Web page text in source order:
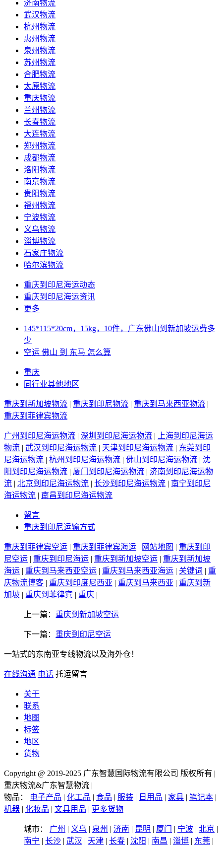
济南物流
武汉物流
杭州物流
惠州物流
泉州物流
苏州物流
合肥物流
太原物流
重庆物流
兰州物流
长春物流
大连物流
郑州物流
成都物流
洛阳物流
南京物流
贵阳物流
福州物流
宁波物流
义乌物流
淄博物流
石家庄物流
哈尔滨物流
重庆到印尼海运动态
重庆到印尼海运资讯
更多
145*115*20cm，15kg，10件，广东佛山到新加坡运费多
少
空运 佛山 到 东马 怎么算
重庆
同行业其他地区
重庆到新加坡物流 | 重庆到印尼物流 | 重庆到马来西亚物流 |
重庆到菲律宾物流
广州到印尼海运物流 | 深圳到印尼海运物流 |
上海到印尼海运
物流 | 武汉到印尼海运物流 | 天津到印尼海运物流 | 东莞到印
尼海运物流 | 杭州到印尼海运物流 | 佛山到印尼海运物流 | 沈
阳到印尼海运物流 | 厦门到印尼海运物流 | 济南到印尼海运物
流 | 北京到印尼海运物流 | 长沙到印尼海运物流 | 南宁到印尼
海运物流 | 南昌到印尼海运物流
留言
重庆到印尼运输方式
重庆到菲律宾空运 | 重庆到菲律宾海运 | 网站地图 | 重庆到印
尼空运 | 重庆到印尼海运 | 重庆到新加坡空运 | 重庆到新加坡
海运 | 重庆到马来西亚空运 | 重庆到马来西亚海运 | 关键词 | 重
庆物流博客 | 重庆到印度尼西亚 | 重庆到马来西亚 | 重庆到新
加坡 | 重庆到菲律宾 | 重庆 |
上一篇： 重庆到新加坡空运
下一篇： 重庆到印尼空运
一站式的东南亚专线物流以及海外仓！
在线沟通 电话 托运留言
关于
联系
地图
标签
地区
货物
Copyright @ 2019-2025 广东智慧国际物流有限公司 版权所有 |
重庆物流&广东智慧物流 |
物品：
电子产品 | 化工品 | 食品 | 服装 | 日用品 | 家具 | 笔记本 |
机器 | 化妆品 | 文具用品 | 更多货物
城市： 广州 | 义乌 | 泉州 | 济南 | 昆明 | 厦门 | 宁波 | 北京 |
南宁 | 长沙 | 武汉 | 天津 | 长春 | 沈阳 | 南昌 | 淄博 | 东莞 |